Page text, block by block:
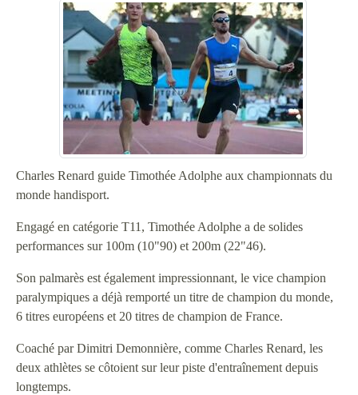
Charles Renard guide Timothée Adolphe aux championnats du
monde handisport.
Engagé en catégorie T11, Timothée Adolphe a de solides
performances sur 100m (10"90) et 200m (22"46).
Son palmarès est également impressionnant, le vice champion
paralympiques a déjà remporté un titre de champion du monde,
6 titres européens et 20 titres de champion de France.
Coaché par Dimitri Demonnière, comme Charles Renard, les
deux athlètes se côtoient sur leur piste d'entraînement depuis
longtemps.